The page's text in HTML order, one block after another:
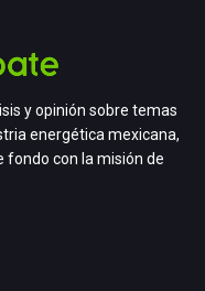
y opinión sobre temas
energética mexicana,
fondo con la misión de